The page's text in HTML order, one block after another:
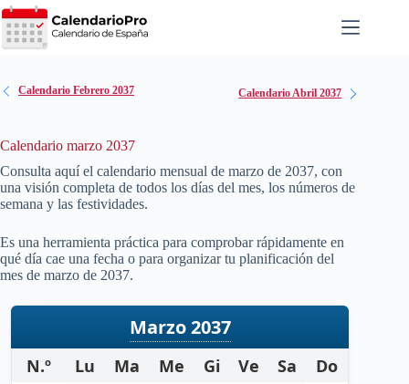
Saltar
al
contenido
Calendario Febrero 2037 Calendario Abril 2037
Calendario marzo 2037
Consulta aquí el calendario mensual de marzo de 2037, con
una visión completa de todos los días del mes, los números de
semana y las festividades.
Es una herramienta práctica para comprobar rápidamente en
qué día cae una fecha o para organizar tu planificación del
mes de marzo de 2037.
Marzo 2037
N.º Lu Ma Me Gi Ve Sa
Do